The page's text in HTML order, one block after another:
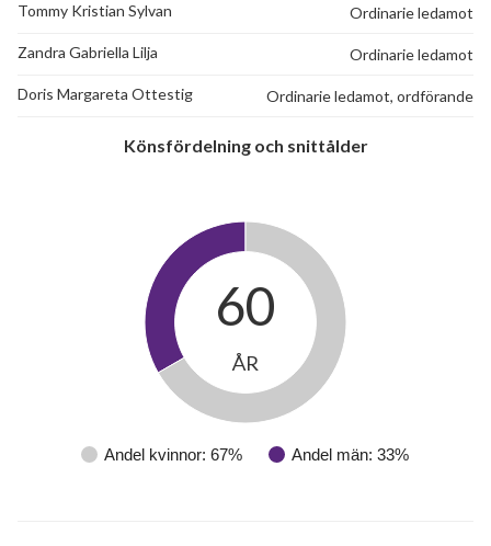
50
Tommy Kristian Sylvan Ordinarie ledamot
Zandra Gabriella Lilja Ordinarie ledamot
Doris Margareta Ottestig Ordinarie ledamot, ordförande
Könsfördelning och snittålder
Andel kvinnor: 67% Andel män: 33%
60
ÅR